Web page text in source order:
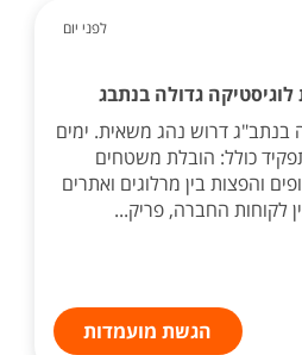
לפני יום
בנתב"ג דרוש נהג משאית. ימים
7:00-17:00. התפקיד כולל: הובלת משטחים
והפצות בין מרלוגים ואתרים
לקוחות החברה, פריק...
הגשת מועמדות